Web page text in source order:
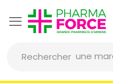
Rechercher